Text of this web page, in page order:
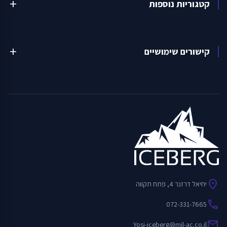
קטגוריות נוספות add
קישורים שימושיים add
location_on יחיאל דרזנר 4, פתח תקווה
call
072-331-7665
Yosi-iceberg@mil-ac.co.il